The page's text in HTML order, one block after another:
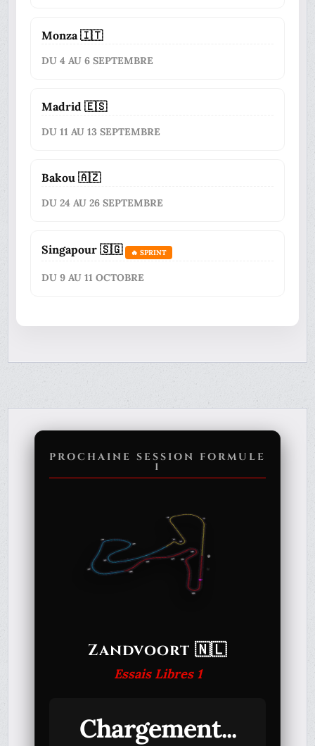
Monza 🇮🇹
DU 4 AU 6 SEPTEMBRE
Madrid 🇪🇸
DU 11 AU 13 SEPTEMBRE
Bakou 🇦🇿
DU 24 AU 26 SEPTEMBRE
Singapour 🇸🇬 🔥 SPRINT
DU 9 AU 11 OCTOBRE
PROCHAINE SESSION FORMULE
1
Zandvoort 🇳🇱
Essais Libres 1
Chargement...